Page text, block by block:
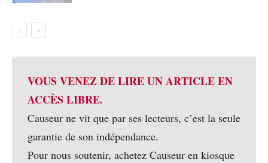
VOUS VENEZ DE LIRE UN ARTICLE EN
ACCÈS LIBRE.
Causeur ne vit que par ses lecteurs, c’est la seule
garantie de son indépendance.
Pour nous soutenir, achetez Causeur en kiosque